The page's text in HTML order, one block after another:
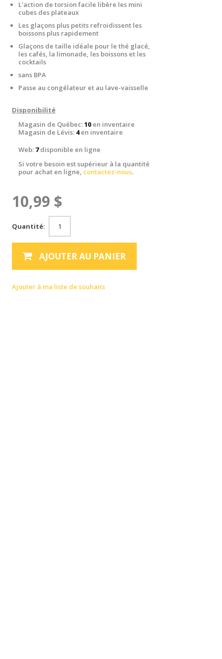
L'action de torsion facile libère les mini
cubes des plateaux
Les glaçons plus petits refroidissent les
boissons plus rapidement
Glaçons de taille idéale pour le thé glacé,
les cafés, la limonade, les boissons et les
cocktails
sans BPA
Passe au congélateur et au lave-vaisselle
Disponibilité
Magasin de Québec:10 en inventaire
Magasin de Lévis: 4en inventaire
Web: 7disponible en ligne
Si votre besoin est supérieur à la quantité
pour achat en ligne, contactez-nous.
10,99 $
Quantité:
AJOUTER AU PANIER
Ajouter à ma liste de souhaits